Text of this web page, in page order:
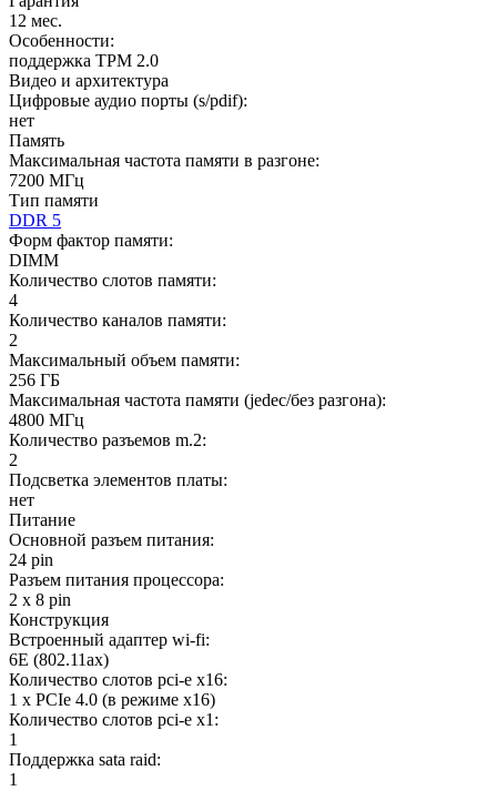
12 мес.
Особенности:
поддержка TPM 2.0
Видео и архитектура
Цифровые аудио порты (s/pdif):
нет
Память
Максимальная частота памяти в разгоне:
7200 МГц
Тип памяти
DDR 5
Форм фактор памяти:
DIMM
Количество слотов памяти:
4
Количество каналов памяти:
2
Максимальный объем памяти:
256 ГБ
Максимальная частота памяти (jedec/без разгона):
4800 МГц
Количество разъемов m.2:
2
Подсветка элементов платы:
нет
Питание
Основной разъем питания:
24 pin
Разъем питания процессора:
2 x 8 pin
Конструкция
Встроенный адаптер wi-fi:
6E (802.11ax)
Количество слотов pci-e x16:
1 x PCIe 4.0 (в режиме x16)
Количество слотов pci-e x1:
1
Поддержка sata raid:
1